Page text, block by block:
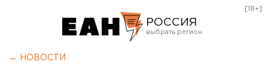
РОССИЯ
[18+]
← НОВОСТИ